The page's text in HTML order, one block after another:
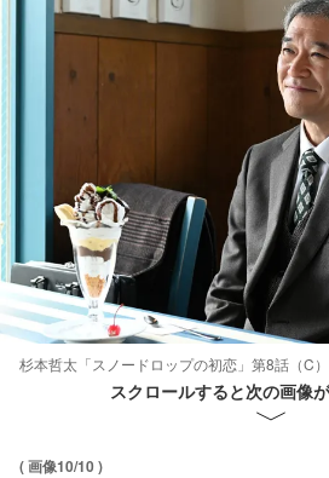
杉本哲太「スノードロップの初恋」第8話（C
スクロールすると次の画像
( 画像10/10 )